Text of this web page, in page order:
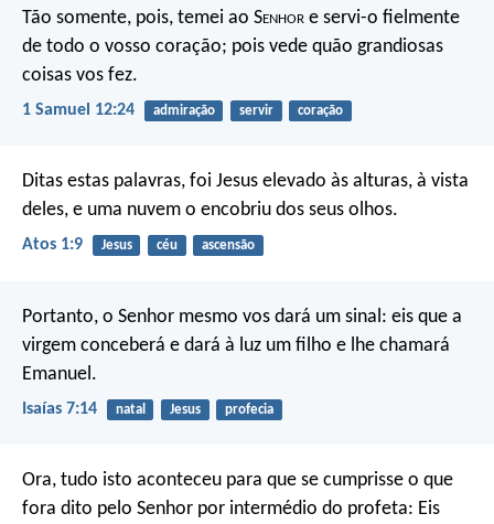
Tão somente, pois, temei ao Senhor e servi-o fielmente
de todo o vosso coração; pois vede quão grandiosas
coisas vos fez.
1 Samuel 12:24 admiração servir coração
Ditas estas palavras, foi Jesus elevado às alturas, à vista
deles, e uma nuvem o encobriu dos seus olhos.
Atos 1:9 Jesus céu ascensão
Portanto, o Senhor mesmo vos dará um sinal: eis que a
virgem conceberá e dará à luz um filho e lhe chamará
Emanuel.
Isaías 7:14 natal Jesus profecia
Ora, tudo isto aconteceu para que se cumprisse o que
fora dito pelo Senhor por intermédio do profeta: Eis